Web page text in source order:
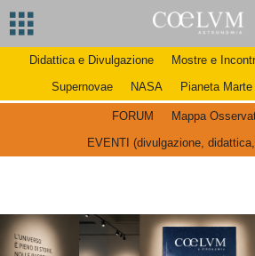
Didattica e Divulgazione Mostre e
Supernovae
NASA Pianeta Marte
FORUM
Mappa
EVENTI (divulgazione,